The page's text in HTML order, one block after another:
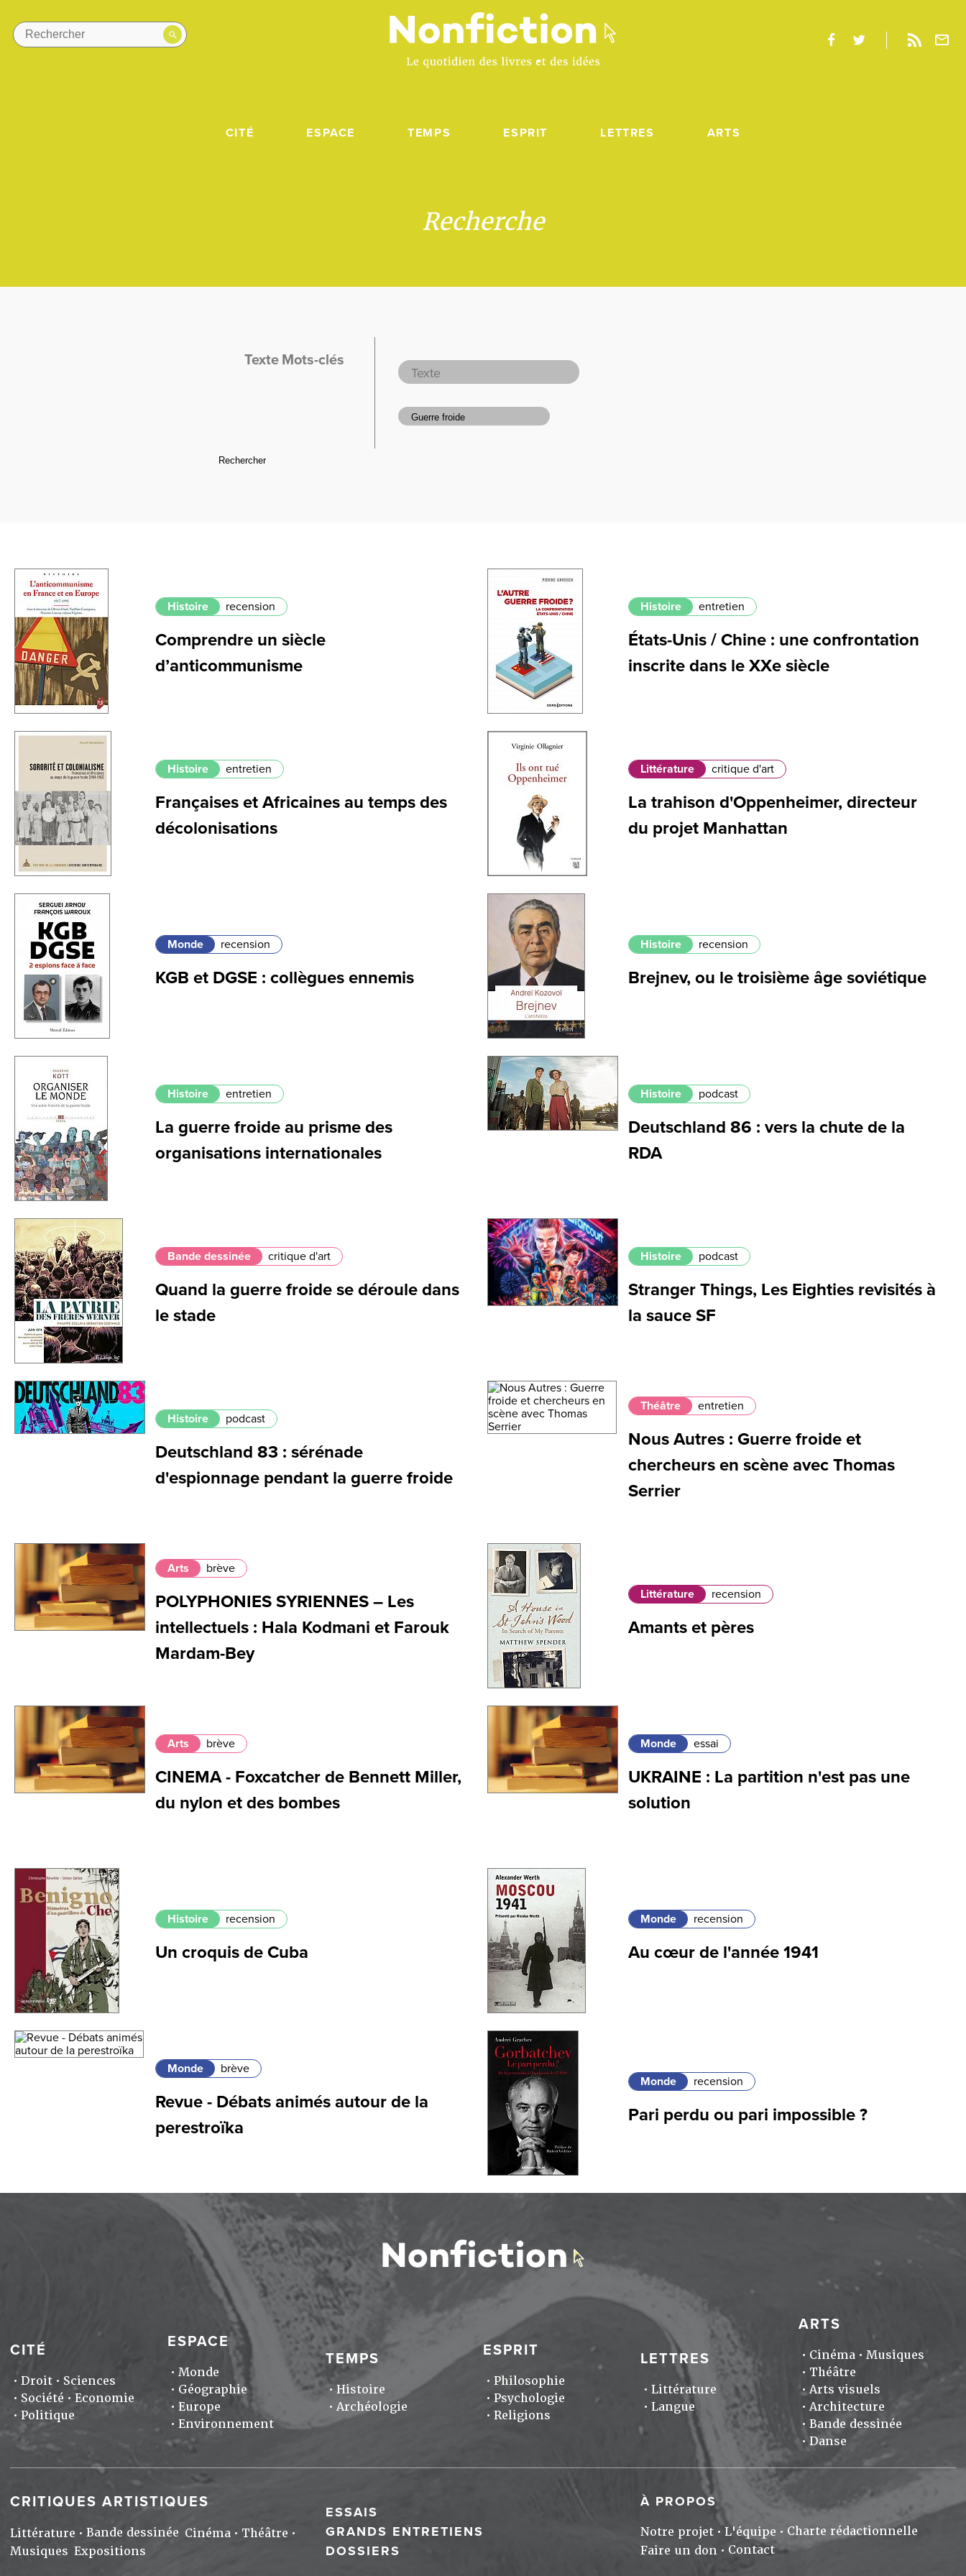
CITÉ ESPACE TEMPS ESPRIT LETTRES ARTS
Recherche
Texte Mots-clés
Histoire recension
Comprendre un siècle
d’anticommunisme
Histoire entretien
États-Unis / Chine : une confrontation
inscrite dans le XXe siècle
Histoire entretien
Françaises et Africaines au temps des
décolonisations
Littérature critique d'art
La trahison d'Oppenheimer, directeur
du projet Manhattan
Monde recension
KGB et DGSE : collègues ennemis
Histoire recension
Brejnev, ou le troisième âge soviétique
Histoire entretien
La guerre froide au prisme des
organisations internationales
Histoire podcast
Deutschland 86 : vers la chute de la
RDA
Bande dessinée critique d'art
Quand la guerre froide se déroule dans
le stade
Histoire podcast
Stranger Things, Les Eighties revisités à
la sauce SF
Histoire podcast
Deutschland 83 : sérénade
d'espionnage pendant la guerre froide
Théâtre entretien
Nous Autres : Guerre froide et
chercheurs en scène avec Thomas
Serrier
Arts brève
POLYPHONIES SYRIENNES – Les
intellectuels : Hala Kodmani et Farouk
Mardam-Bey
Littérature recension
Amants et pères
Arts brève
CINEMA - Foxcatcher de Bennett Miller,
du nylon et des bombes
Monde essai
UKRAINE : La partition n'est pas une
solution
Histoire recension
Un croquis de Cuba
Monde recension
Au cœur de l'année 1941
Monde brève
Revue - Débats animés autour de la
perestroïka
Monde recension
Pari perdu ou pari impossible ?
CITÉ
Droit
Sciences
Société
Economie
Politique
ESPACE
Monde
Géographie
Europe
Environnement
TEMPS
Histoire
Archéologie
ESPRIT
Philosophie
Psychologie
Religions
LETTRES
Littérature
Langue
ARTS
Cinéma
Musiques
Théâtre
Arts visuels
Architecture
Bande dessinée
Danse
CRITIQUES ARTISTIQUES
Littérature Bande dessinée Cinéma
Théâtre
Musiques Expositions
ESSAIS
GRANDS ENTRETIENS
DOSSIERS
À PROPOS
Notre projet L'équipe
Charte rédactionnelle
Faire un don
Contact